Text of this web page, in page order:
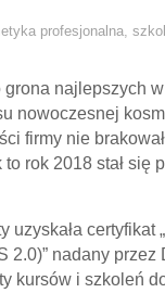
profesjonalna
najlepszych
nowoczesnej
firmy nie
rok 2018 stał się
nadany przez
kursów i szkoleń